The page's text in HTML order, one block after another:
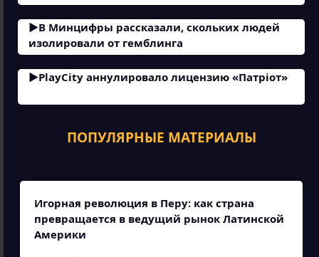
В Минцифры рассказали, скольких людей
изолировали от гемблинга
PlayCity аннулировало лицензию «Патріот»
ПОПУЛЯРНЫЕ МАТЕРИАЛЫ
Игорная революция в Перу: как страна
превращается в ведущий рынок Латинской
Америки